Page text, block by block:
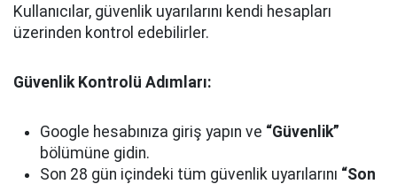
Kullanıcılar, güvenlik uyarılarını kendi hesapları
üzerinden kontrol edebilirler.
Güvenlik Kontrolü Adımları:
Google hesabınıza giriş yapın ve “Güvenlik”
bölümüne gidin.
Son 28 gün içindeki tüm güvenlik uyarılarını “Son